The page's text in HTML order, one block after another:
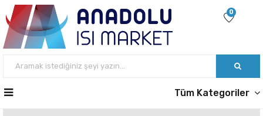
0
Tüm Kategoriler